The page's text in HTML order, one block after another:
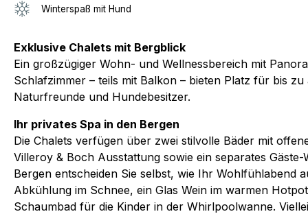
Winterspaß mit Hund
Exklusive Chalets mit Bergblick
Ein großzügiger Wohn- und Wellnessbereich mit
Schlafzimmer – teils mit Balkon – bieten Platz für bis
Naturfreunde und Hundebesitzer.
Ihr privates Spa in den Bergen
Die Chalets verfügen über zwei stilvolle Bäder mit
Villeroy & Boch Ausstattung sowie ein separates Gäste-
Bergen entscheiden Sie selbst, wie Ihr Wohlfühlabend
Abkühlung im Schnee, ein Glas Wein im warmen
Schaumbad für die Kinder in der Whirlpoolwanne.